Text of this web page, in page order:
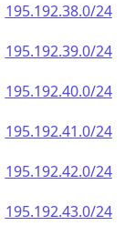
195.192.38.0/24
195.192.39.0/24
195.192.40.0/24
195.192.41.0/24
195.192.42.0/24
195.192.43.0/24